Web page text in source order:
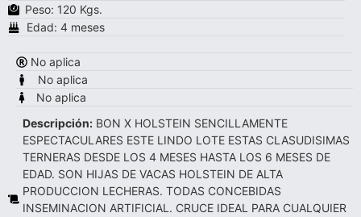
Peso: 120 Kgs.
Edad: 4 meses
No aplica
No aplica
No aplica
Descripción: BON X HOLSTEIN SENCILLAMENTE
ESPECTACULARES ESTE LINDO LOTE ESTAS CLASUDISIMAS
TERNERAS DESDE LOS 4 MESES HASTA LOS 6 MESES DE
EDAD. SON HIJAS DE VACAS HOLSTEIN DE ALTA
PRODUCCION LECHERAS. TODAS CONCEBIDAS
INSEMINACION ARTIFICIAL. CRUCE IDEAL PARA CUALQUIER